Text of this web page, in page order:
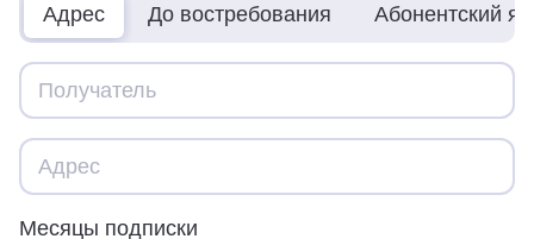
Адрес До востребования Абонентский
Месяцы подписки